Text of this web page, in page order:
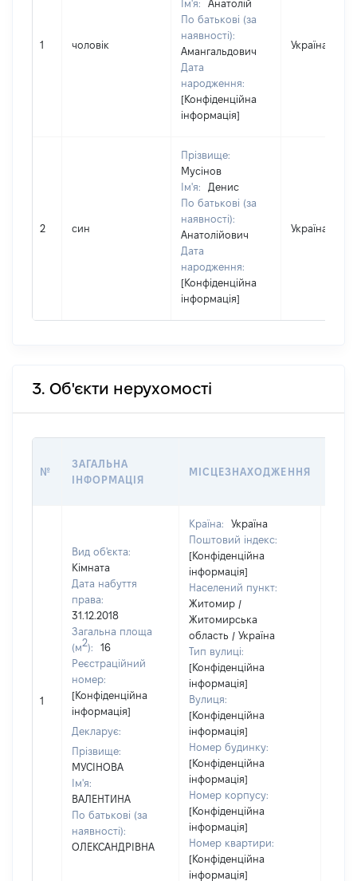
1 чоловік
Ім'я:
Анатолій
По батькові (за
наявності):
Амангальдович
Дата
народження:
[Конфіденційна
інформація]
Україна
2 син
Прізвище:
Мусінов
Ім'я:
Денис
По батькові (за
наявності):
Анатолійович
Дата
народження:
[Конфіденційна
інформація]
Україна
3. Об'єкти нерухомості
№
ЗАГАЛЬНА
ІНФОРМАЦІЯ
МІСЦЕЗНАХОДЖЕННЯ
1
Вид об'єкта:
Кімната
Дата набуття
права:
31.12.2018
Загальна площа
(м2):
16
Реєстраційний
номер:
[Конфіденційна
інформація]
Декларує:
Прізвище:
МУСІНОВА
Ім'я:
ВАЛЕНТИНА
По батькові (за
наявності):
ОЛЕКСАНДРІВНА
Країна:
Україна
Поштовий індекс:
[Конфіденційна
інформація]
Населений пункт:
Житомир /
Житомирська
область / Україна
Тип вулиці:
[Конфіденційна
інформація]
Вулиця:
[Конфіденційна
інформація]
Номер будинку:
[Конфіденційна
інформація]
Номер корпусу:
[Конфіденційна
інформація]
Номер квартири:
[Конфіденційна
інформація]